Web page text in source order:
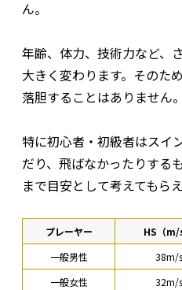
ん。
年齢、体力、技術力など、
大きく変わります。そのた
落胆することはありません。
特に初心者・初級者はスイ
だり、飛ばなかったりする
まで目安として考えてもら
プレーヤー HS（m/s
一般男性
38m/s
一般女性
32m/s